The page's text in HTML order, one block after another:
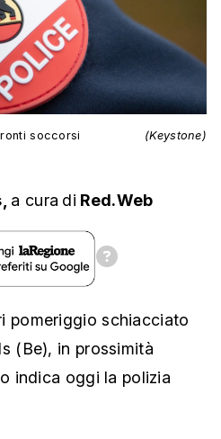
soccorsi (Keystone)
a cura di Red.Web
pomeriggio schiacciato
(Be), in prossimità
indica oggi la polizia